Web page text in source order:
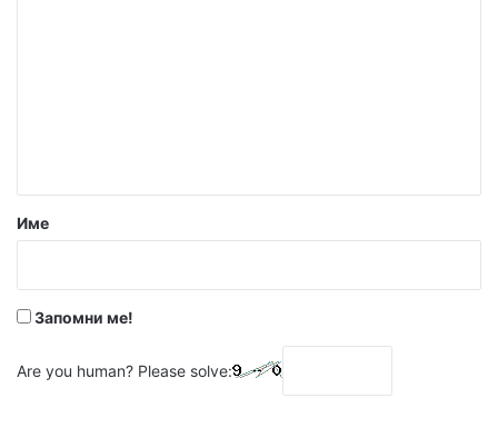
р
Име
Запомни ме!
Are you human? Please solve: